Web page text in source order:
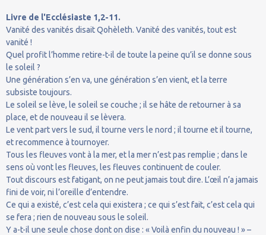
Livre de l'Ecclésiaste 1,2-11.
Vanité des vanités disait Qohèleth. Vanité des vanités, tout est
vanité !
Quel profit l’homme retire-t-il de toute la peine qu’il se donne sous
le soleil ?
Une génération s’en va, une génération s’en vient, et la terre
subsiste toujours.
Le soleil se lève, le soleil se couche ; il se hâte de retourner à sa
place, et de nouveau il se lèvera.
Le vent part vers le sud, il tourne vers le nord ; il tourne et il tourne,
et recommence à tournoyer.
Tous les fleuves vont à la mer, et la mer n’est pas remplie ; dans le
sens où vont les fleuves, les fleuves continuent de couler.
Tout discours est fatigant, on ne peut jamais tout dire. L’œil n’a jamais
fini de voir, ni l’oreille d’entendre.
Ce qui a existé, c’est cela qui existera ; ce qui s’est fait, c’est cela qui
se fera ; rien de nouveau sous le soleil.
Y a-t-il une seule chose dont on dise : « Voilà enfin du nouveau ! » –